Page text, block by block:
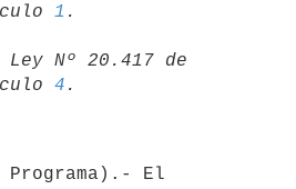
1
Ley Nº 20.417 de
4